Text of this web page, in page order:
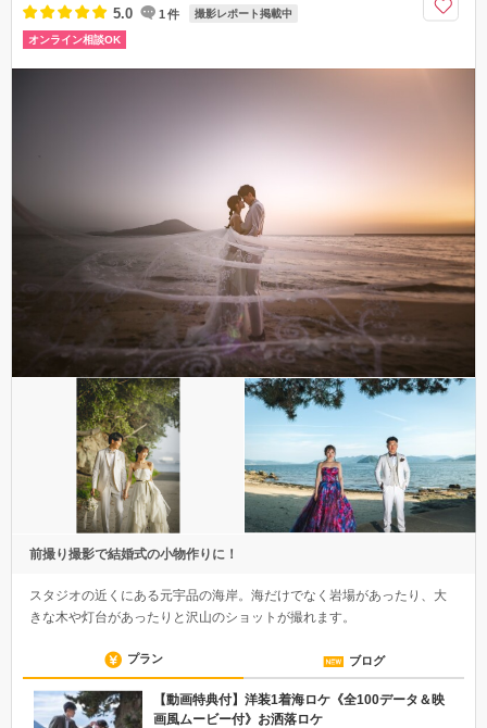
082-546-9500
5.0 1 件 撮影レポート掲載中
オンライン相談OK
前撮り撮影で結婚式の小物作りに！
スタジオの近くにある元宇品の海岸。海だけでなく岩場があったり、大
きな木や灯台があったりと沢山のショットが撮れます。
プラン ブログ
【動画特典付】洋装1着海ロケ《全100データ＆映
画風ムービー付》お洒落ロケ